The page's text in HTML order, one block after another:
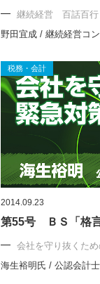
継続経営 百話百行
野田宜成 / 継続経営コ
税務・会計
2014.09.23
第55号 ＢＳ「格
会社を守り抜くた
海生裕明氏 / 公認会計士